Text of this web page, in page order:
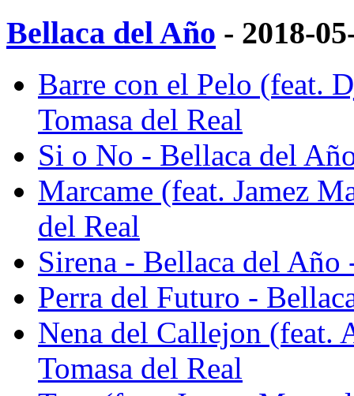
Bellaca del Año - 2018-
Barre con el Pelo (feat.
Tomasa del Real
Si o No - Bellaca del
Marcame (feat. Jamez
del Real
Sirena - Bellaca del Año
Perra del Futuro -
Nena del Callejon (feat.
Tomasa del Real